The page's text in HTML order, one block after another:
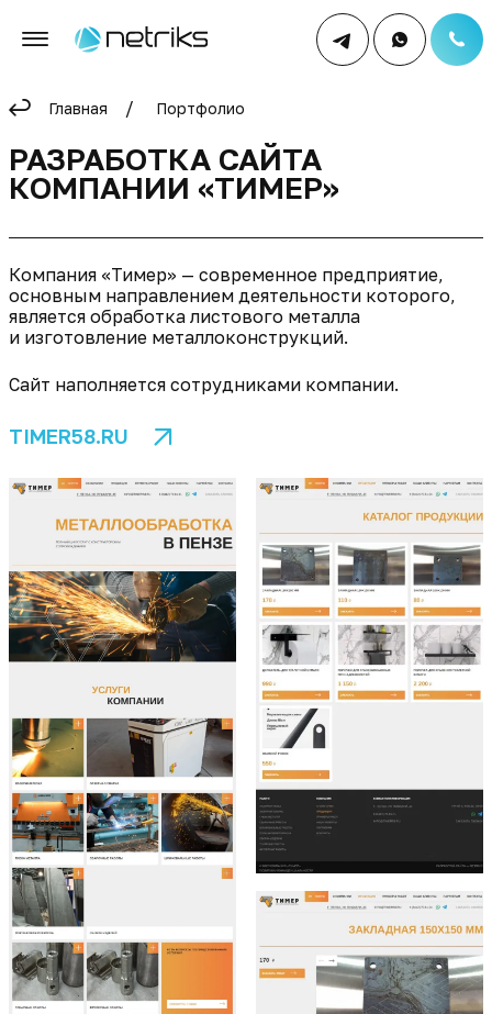
Главная Портфолио
РАЗРАБОТКА САЙТА
КОМПАНИИ «ТИМЕР»
Компания «Тимер» — современное предприятие,
основным направлением деятельности которого,
является обработка листового металла
и изготовление металлоконструкций.
Сайт наполняется сотрудниками компании.
TIMER58.RU